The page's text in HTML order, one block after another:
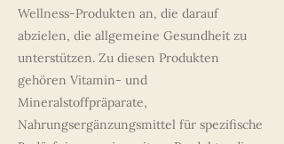
Wellness-Produkten an, die darauf
abzielen, die allgemeine Gesundheit zu
unterstützen. Zu diesen Produkten
gehören Vitamin- und
Mineralstoffpräparate,
Nahrungsergänzungsmittel für spezifische